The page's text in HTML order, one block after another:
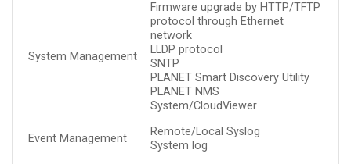
System Management
Firmware upgrade by HTTP/TFTP
protocol through Ethernet
network
LLDP protocol
SNTP
PLANET Smart Discovery Utility
PLANET NMS
System/CloudViewer
Event Management
Remote/Local Syslog
System log